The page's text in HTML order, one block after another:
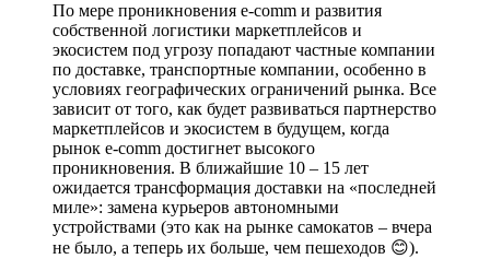
По мере проникновения e-comm и развития
собственной логистики маркетплейсов и
экосистем под угрозу попадают частные компании
по доставке, транспортные компании, особенно в
условиях географических ограничений рынка. Все
зависит от того, как будет развиваться партнерство
маркетплейсов и экосистем в будущем, когда
рынок e-comm достигнет высокого
проникновения. В ближайшие 10 – 15 лет
ожидается трансформация доставки на «последней
миле»: замена курьеров автономными
устройствами (это как на рынке самокатов – вчера
не было, а теперь их больше, чем пешеходов 😊).